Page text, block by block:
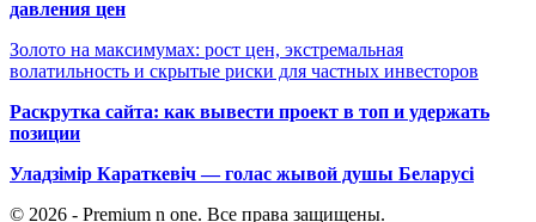
давления цен
Золото на максимумах: рост цен, экстремальная
волатильность и скрытые риски для частных инвесторов
Раскрутка сайта: как вывести проект в топ и удержать
позиции
Уладзімір Караткевіч — голас жывой душы Беларусі
© 2026 - Premium n one. Все права защищены.